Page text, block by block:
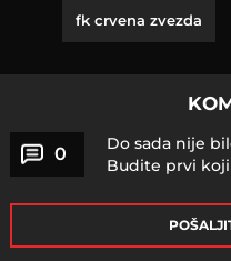
fk crvena zvezda
0
Do sada nije
Budite prvi